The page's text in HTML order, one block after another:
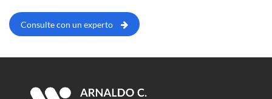
Consulte con un experto